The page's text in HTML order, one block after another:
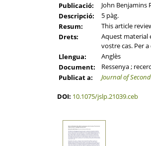
Publicació:
John Benjamins
Descripció:
5 pàg.
Resum:
This article
Drets:
Aquest material
vostre cas. Per
Llengua:
Anglès
Document:
Ressenya ;
Publicat a:
Journal of
DOI: 10.1075/jslp.21039.ceb